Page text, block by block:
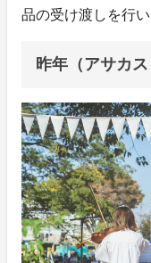
品の受け渡しを行
昨年（アサカ